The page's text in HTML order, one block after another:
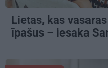
Lietas, kas
īpašus – iesaka